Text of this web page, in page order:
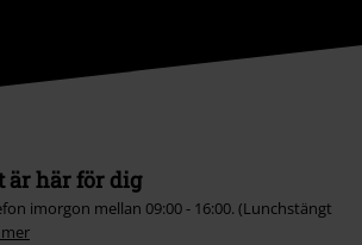
är här för dig
imorgon mellan 09:00 - 16:00. (Lunchstängt